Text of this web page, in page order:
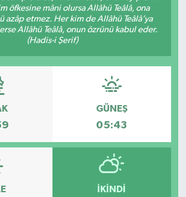
öfkesine mâni olursa Allâhü Teâlâ, ona
azâp etmez. Her kim de Allâhü Teâlâ’ya
Allâhü Teâlâ, onun özrünü kabul eder.
(Hadis-i Şerif)
GÜNEŞ
05:43
İKINDI